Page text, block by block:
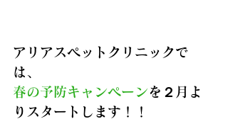
アリアスペットクリニックで
は、
春の予防キャンペーンを２月よ
りスタートします！！